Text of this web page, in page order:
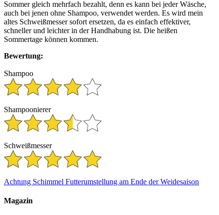
Sommer gleich mehrfach bezahlt, denn es kann bei jeder Wäsche,
auch bei jenen ohne Shampoo, verwendet werden. Es wird mein
altes Schweißmesser sofort ersetzen, da es einfach effektiver,
schneller und leichter in der Handhabung ist. Die heißen
Sommertage können kommen.
Bewertung:
Shampoo
Shampoonierer
Schweißmesser
Achtung Schimmel Futterumstellung am Ende der Weidesaison
Magazin